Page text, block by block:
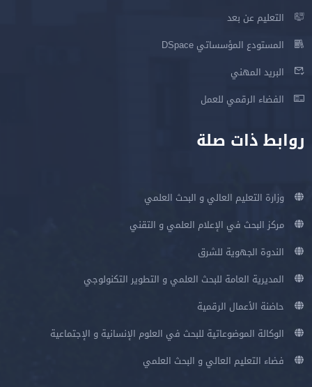
التعليم عن بعد
المستودع المؤسساتي DSpace
البريد المهني
الفضاء الرقمي للعمل
روابط ذات صلة
وزارة التعليم العالي و البحث العلمي
مركز البحث في الإعلام العلمي و التقني
الندوة الجهوية للشرق
المديرية العامة للبحث العلمي و التطوير التكنولوجي
حاضنة الأعمال الرقمية
الوكالة الموضوعاتية للبحث في العلوم الإنسانية و الإجتماعية
فضاء التعليم العالي و البحث العلمي